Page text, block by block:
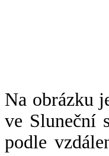
Na obrázku
ve Sluneční
podle